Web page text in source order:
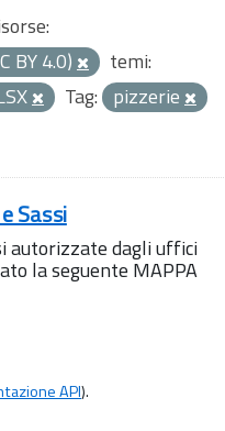
BY 4.0)
temi:
Tag: pizzerie
Sassi
autorizzate dagli uffici
la seguente MAPPA
API).